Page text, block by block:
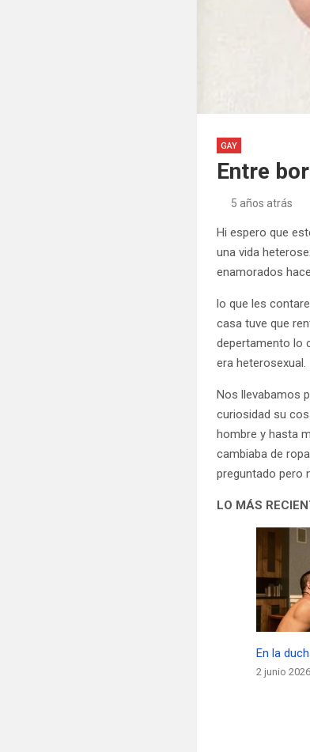
GAY
Entre
5 años atrás
Hi espero que
una vida
enamorados
lo que les
casa tuve que
depertamento lo
era heterosexual.
Nos llevabamos
curiosidad su
hombre y hasta
cambiaba de
preguntado pero
LO MÁS
En la
2 junio 2026